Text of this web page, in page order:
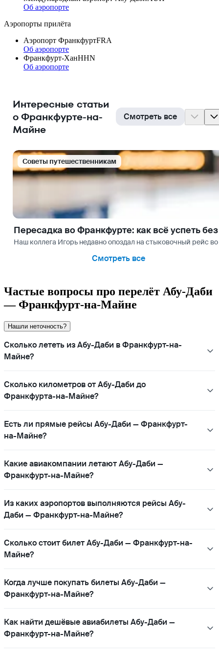
Об аэропорте
Аэропорты прилёта
Аэропорт ФранкфуртFRA
Об аэропорте
Франкфурт-ХанHHN
Об аэропорте
Интересные статьи
о Франкфурте-на-
Майне
Смотреть все
Cоветы путешественникам
Пересадка во Франкфурте: как всё успеть
Наш коллега Игорь недавно опоздал на стыковочный рейс
Смотреть все
Частые вопросы про перелёт Абу-Даби
— Франкфурт-на-Майне
Нашли неточность?
Сколько лететь из Абу-Даби в Франкфурт-на-
Майне?
Сколько километров от Абу-Даби до
Франкфурта-на-Майне?
Есть ли прямые рейсы Абу-Даби — Франкфурт-
на-Майне?
Какие авиакомпании летают Абу-Даби —
Франкфурт-на-Майне?
Из каких аэропортов выполняются рейсы Абу-
Даби — Франкфурт-на-Майне?
Сколько стоит билет Абу-Даби — Франкфурт-на-
Майне?
Когда лучше покупать билеты Абу-Даби —
Франкфурт-на-Майне?
Как найти дешёвые авиабилеты Абу-Даби —
Франкфурт-на-Майне?